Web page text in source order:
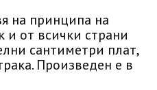
на принципа на
и от всички страни
сантиметри плат,
Произведен е в